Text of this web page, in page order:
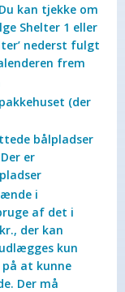
kan tjekke om
Shelter 1 eller
nederst fulgt
frem
(der
bålpladser
er
i
af det i
der kan
kun
på at kunne
Der må